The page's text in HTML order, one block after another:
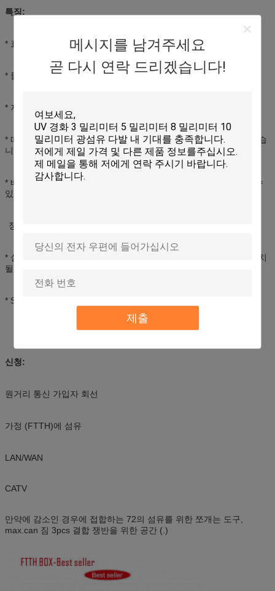
메시지를 남겨주세요
곧 다시 연락 드리겠습니다!
제출
특징:
* 표준 크기의, 경량 및 적당한 구조
* 물자: 아BS, 노화 방지 젖 증거, 방수 방진, IP65까지 수평 보호
* 지선과 하락 케이블 케이블을 위해 죄기,
* 떠꺼머리, 접속 코드는 자신의 경로를 통해서 교란 없이 달리고 있습
니다
* 배급 패널은 컵 합동 방법으로, 지선 둘 수 있습니다 위로 튀겨질 수
있습니다,
정비와 임명을 위해 쉬운.
* 실내기도 하고 옥외 용도를 위해 잘 고정되고, 적당한의 그런데 설치
될 수 있습니다.
* SC/FC/ST/LC 접합기를 위해 적당한
신청:
원거리 통신 가입자 회선
가정 (FTTH)에 섬유
LAN/WAN
CATV
만약에 감소인 경우에 접합하는 72의 섬유를 위한 쪼개는 도구,
max.can 짐 3pcs 결합 쟁반을 위한 공간 (.)